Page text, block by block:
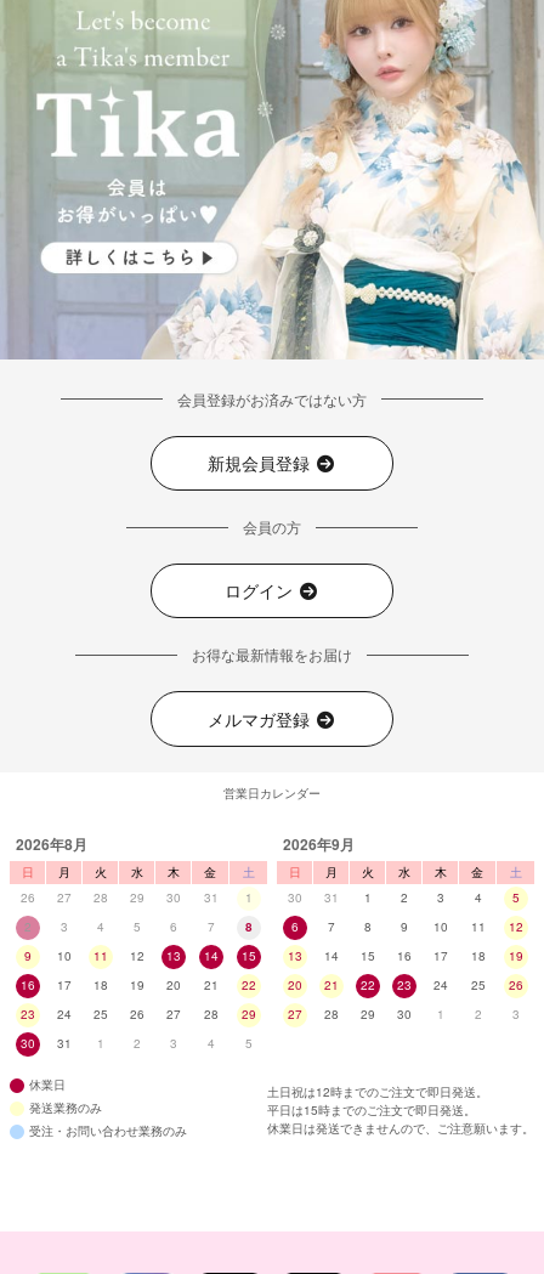
会員登録がお済みではない方
新規会員登録
会員の方
ログイン
お得な最新情報をお届け
メルマガ登録
営業日カレンダー
2026年8月
日 月 火 水 木 金
土
26
27 28 29 30 31
1
2
3 4 5 6 7
8
9
10 11 12 13 14
15
16
17 18 19 20 21
22
23
24 25 26 27 28
29
30
31 1 2 3 4 5
2026年9月
日 月 火 水 木 金
土
30
31 1 2 3 4
5
6
7 8 9 10 11
12
13
14 15 16 17 18
19
20
21 22 23 24 25
26
27
28 29 30 1 2 3
休業日
発送業務のみ
受注・お問い合わせ業務のみ
土日祝は12時までのご注文で即日発送。
平日は15時までのご注文で即日発送。
休業日は発送できませんので、ご注意願います。